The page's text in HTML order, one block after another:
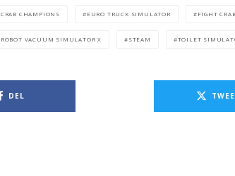
CRAB CHAMPIONS EURO TRUCK SIMULATOR FIGHT
ROBOT VACUUM SIMULATOR X STEAM TOILET
DEL